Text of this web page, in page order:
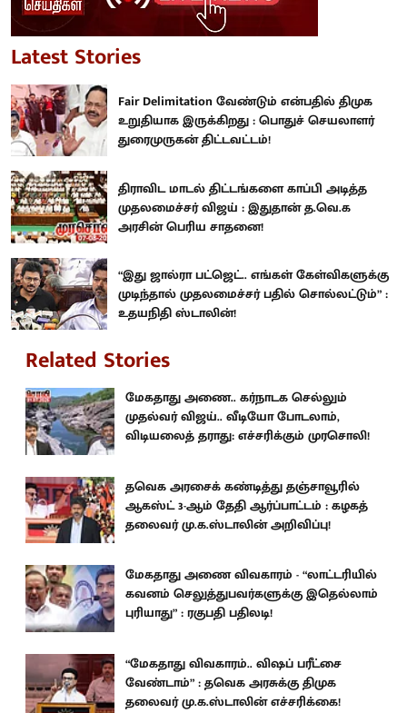
Latest Stories
Fair Delimitation வேண்டும் என்பதில் திமுக
உறுதியாக இருக்கிறது : பொதுச் செயலாளர்
துரைமுருகன் திட்டவட்டம்!
திராவிட மாடல் திட்டங்களை காப்பி அடித்த
முதலமைச்சர் விஜய் : இதுதான் த.வெ.க
அரசின் பெரிய சாதனை!
“இது ஜால்ரா பட்ஜெட்.. எங்கள் கேள்விகளுக்கு
முடிந்தால் முதலமைச்சர் பதில் சொல்லட்டும்” :
உதயநிதி ஸ்டாலின்!
Related Stories
மேகதாது அணை.. கர்நாடக செல்லும்
முதல்வர் விஜய்.. வீடியோ போடலாம்,
விடியலைத் தராது: எச்சரிக்கும் முரசொலி!
தவெக அரசைக் கண்டித்து தஞ்சாவூரில்
ஆகஸ்ட் 3-ஆம் தேதி ஆர்ப்பாட்டம் : கழகத்
தலைவர் மு.க.ஸ்டாலின் அறிவிப்பு!
மேகதாது அணை விவகாரம் - “லாட்டரியில்
கவனம் செலுத்துபவர்களுக்கு இதெல்லாம்
புரியாது” : ரகுபதி பதிலடி!
“மேகதாது விவகாரம்.. விஷப் பரீட்சை
வேண்டாம்” : தவெக அரசுக்கு திமுக
தலைவர் மு.க.ஸ்டாலின் எச்சரிக்கை!